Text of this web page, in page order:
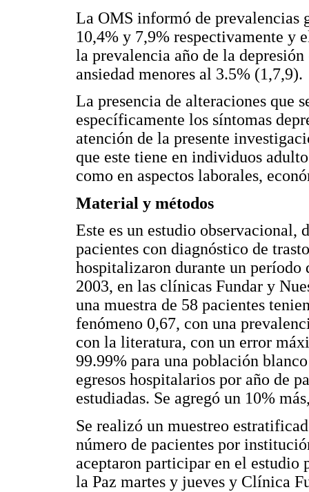
La OMS informó de prevalencias
10,4% y 7,9% respectivamente y
la prevalencia año de la
ansiedad menores al 3.5% (1,7,9).
La presencia de alteraciones que
específicamente los síntomas
atención de la presente
que este tiene en individuos
como en aspectos laborales,
Material y métodos
Este es un estudio observacional,
pacientes con diagnóstico de
hospitalizaron durante un período
2003, en las clínicas Fundar y
una muestra de 58 pacientes
fenómeno 0,67, con una
con la literatura, con un error
99.99% para una población
egresos hospitalarios por año de
estudiadas. Se agregó un 10%
Se realizó un muestreo
número de pacientes por
aceptaron participar en el estudio
la Paz martes y jueves y Clínica